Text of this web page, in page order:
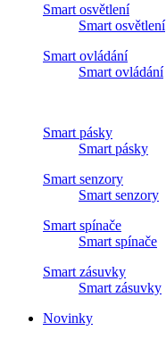
Smart osvětlení
Smart osvětlení
Smart ovládání
Smart ovládání
Smart pásky
Smart pásky
Smart senzory
Smart senzory
Smart spínače
Smart spínače
Smart zásuvky
Smart zásuvky
Novinky